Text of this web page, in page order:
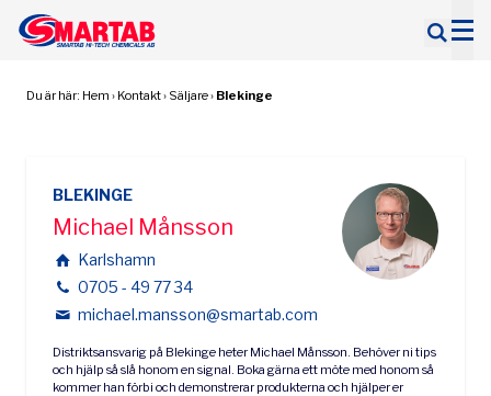
Sök
Du är här: Hem › Kontakt› Säljare› Blekinge
BLEKINGE
Michael Månsson
Karlshamn
0705 - 49 77 34
michael.mansson@smartab.com
Distriktsansvarig på Blekinge heter Michael Månsson. Behöver ni tips
och hjälp så slå honom en signal. Boka gärna ett möte med honom så
kommer han förbi och demonstrerar produkterna och hjälper er